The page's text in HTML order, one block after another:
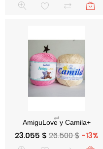
Precio base26.500 $ -13%
Precio
23.055 $